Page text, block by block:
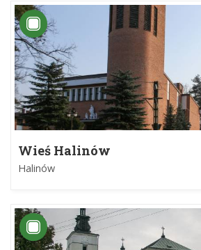
Wieś Halinów
Halinów